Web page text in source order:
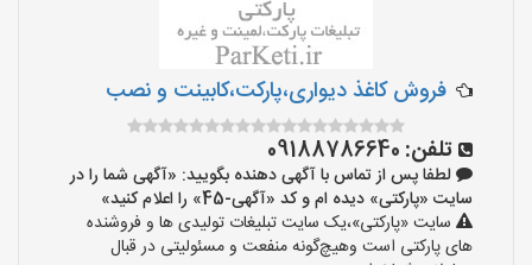
فروش کاغذ دیواری،پارکت،کابینت و نصب
تلفن: 09188786640
لطفا پس از تماس با آگهی دهنده بگویید: «آگهی شما را در
سایت «پارکتی» دیده ام و کد «آگهی-45» را اعلام کنید»
سایت «پارکتی»،یک سایت تبلیغات تولیدی ها و فروشنده
های پارکتی است وهیچ‌گونه منفعت و مسئولیتی در قبال